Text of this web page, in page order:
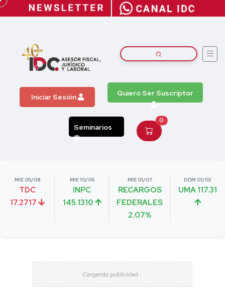
Iniciar Sesión Quiero Ser Suscriptor
Seminarios
0
MIE 05/08
TDC
17.2717
MIE 10/06
INPC
145.1310
MIE 01/07
RECARGOS
FEDERALES
2.07%
DOM 01/02
UMA 117.31